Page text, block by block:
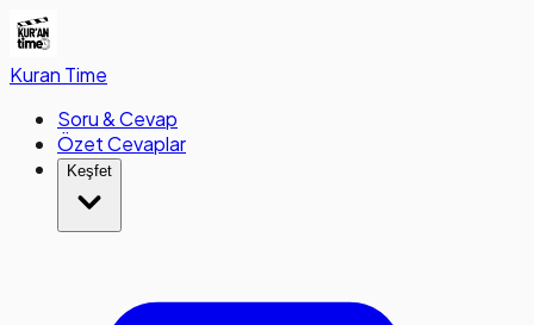
Kuran Time
Soru & Cevap
Özet Cevaplar
Keşfet